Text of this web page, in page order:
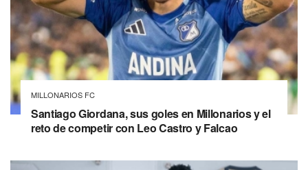
MILLONARIOS FC
Santiago Giordana, sus goles en Millonarios y el
reto de competir con Leo Castro y Falcao